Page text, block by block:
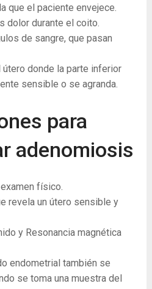
que el paciente envejece.
dolor durante el coito.
de sangre, que pasan
donde la parte inferior
sensible o se agranda.
para
adenomiosis
físico.
revela un útero sensible y
y Resonancia magnética
endometrial también se
se toma una muestra del